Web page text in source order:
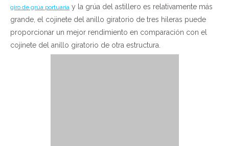
giro de grúa portuaria y la grúa del astillero es relativamente más
grande, el cojinete del anillo giratorio de tres hileras puede
proporcionar un mejor rendimiento en comparación con el
cojinete del anillo giratorio de otra estructura.